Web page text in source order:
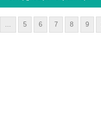
... 5 6 7 8 9